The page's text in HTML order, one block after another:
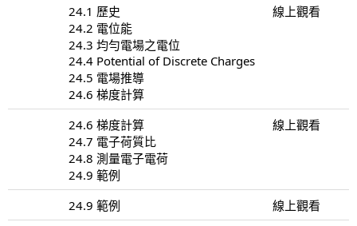
24.1 歷史
24.2 電位能
24.3 均勻電場之電位
24.4 Potential of Discrete Charges
24.5 電場推導
24.6 梯度計算
線上觀看
24.6 梯度計算
24.7 電子荷質比
24.8 測量電子電荷
24.9 範例
線上觀看
24.9 範例
線上觀看